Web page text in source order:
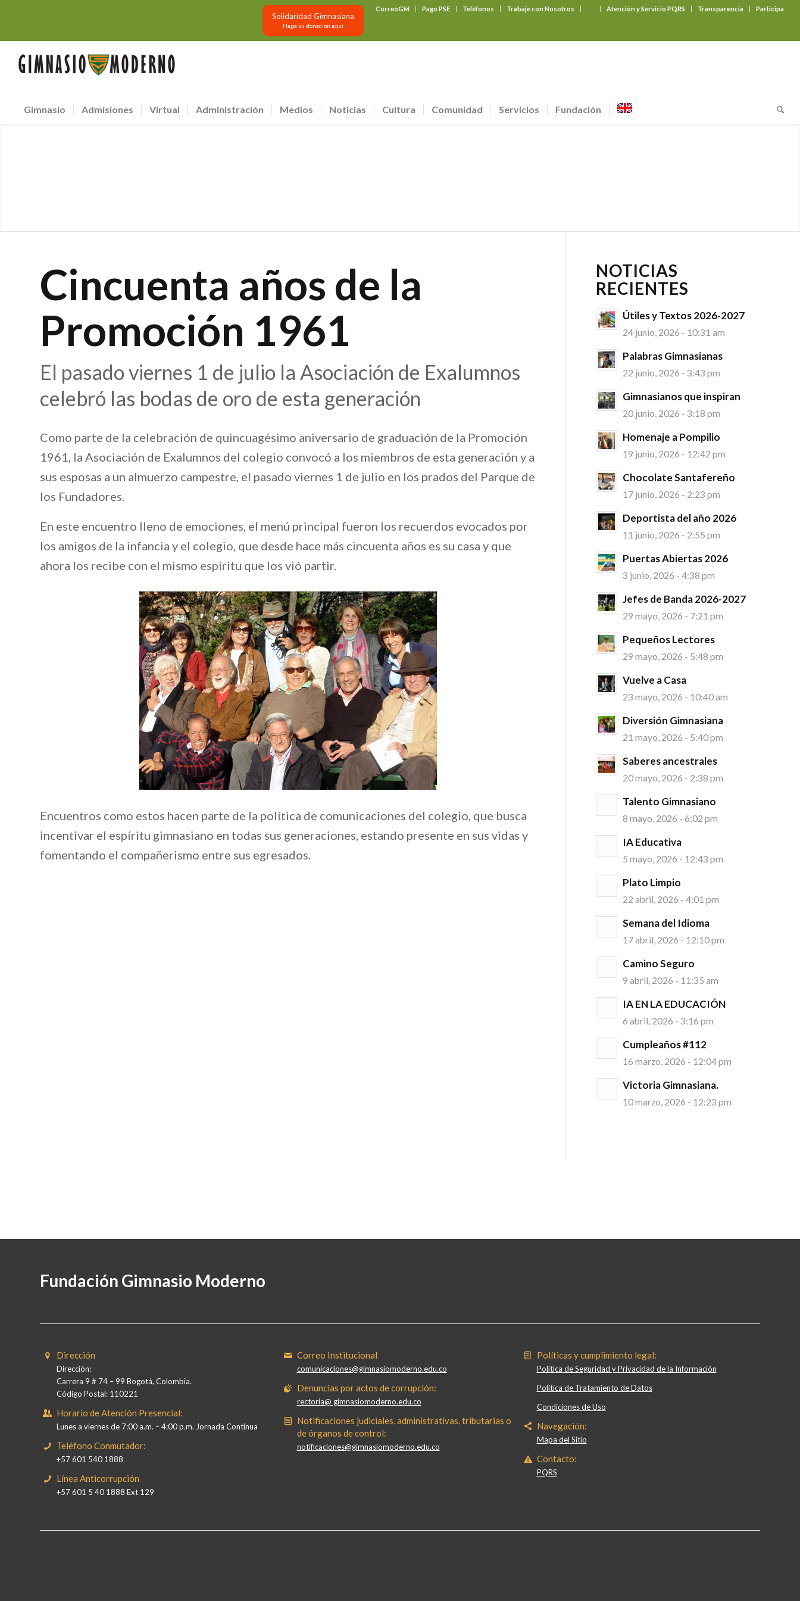
CorreoGM Pago PSE Teléfonos Trabaje con Nosotros Atención y Servicio PQRS Transparencia Participa
Solidaridad Gimnasiana
Haga su donación aquí
Gimnasio Admisiones Virtual Administración Medios Noticias Cultura Comunidad Servicios Fundación
Cincuenta años de la
Promoción 1961
El pasado viernes 1 de julio la Asociación de Exalumnos
celebró las bodas de oro de esta generación
Como parte de la celebración de quincuagésimo aniversario de graduación de la Promoción
1961, la Asociación de Exalumnos del colegio convocó a los miembros de esta generación y a
sus esposas a un almuerzo campestre, el pasado viernes 1 de julio en los prados del Parque de
los Fundadores.
En este encuentro lleno de emociones, el menú principal fueron los recuerdos evocados por
los amigos de la infancia y el colegio, que desde hace más cincuenta años es su casa y que
ahora los recibe con el mismo espíritu que los vió partir.
Encuentros como estos hacen parte de la política de comunicaciones del colegio, que busca
incentivar el espíritu gimnasiano en todas sus generaciones, estando presente en sus vidas y
fomentando el compañerismo entre sus egresados.
NOTICIAS
RECIENTES
Útiles y Textos 2026-2027
24 junio, 2026 - 10:31 am
Palabras Gimnasianas
22 junio, 2026 - 3:43 pm
Gimnasianos que inspiran
20 junio, 2026 - 3:18 pm
Homenaje a Pompilio
19 junio, 2026 - 12:42 pm
Chocolate Santafereño
17 junio, 2026 - 2:23 pm
Deportista del año 2026
11 junio, 2026 - 2:55 pm
Puertas Abiertas 2026
3 junio, 2026 - 4:38 pm
Jefes de Banda 2026-2027
29 mayo, 2026 - 7:21 pm
Pequeños Lectores
29 mayo, 2026 - 5:48 pm
Vuelve a Casa
23 mayo, 2026 - 10:40 am
Diversión Gimnasiana
21 mayo, 2026 - 5:40 pm
Saberes ancestrales
20 mayo, 2026 - 2:38 pm
Talento Gimnasiano
8 mayo, 2026 - 6:02 pm
IA Educativa
5 mayo, 2026 - 12:43 pm
Plato Limpio
22 abril, 2026 - 4:01 pm
Semana del Idioma
17 abril, 2026 - 12:10 pm
Camino Seguro
9 abril, 2026 - 11:35 am
IA EN LA EDUCACIÓN
6 abril, 2026 - 3:16 pm
Cumpleaños #112
16 marzo, 2026 - 12:04 pm
Victoria Gimnasiana.
10 marzo, 2026 - 12:23 pm
Fundación Gimnasio Moderno
Dirección
Dirección:
Carrera 9 # 74 – 99 Bogotá, Colombia.
Código Postal: 110221
Horario de Atención Presencial:
Lunes a viernes de 7:00 a.m. – 4:00 p.m. Jornada Continua
Teléfono Conmutador:
+57 601 540 1888
Línea Anticorrupción
+57 601 5 40 1888 Ext 129
Correo Institucional
comunicaciones@gimnasiomoderno.edu.co
Denuncias por actos de corrupción:
rectoria@ gimnasiomoderno.edu.co
Notificaciones judiciales, administrativas, tributarias o
de órganos de control:
notificaciones@gimnasiomoderno.edu.co
Políticas y cumplimiento legal:
Política de Seguridad y Privacidad de la Información
Política de Tratamiento de Datos
Condiciones de Uso
Navegación:
Mapa del Sitio
Contacto:
PQRS